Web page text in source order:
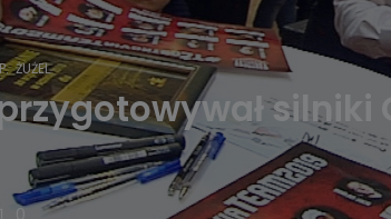
ŻUŻEL
przygotowywał
0